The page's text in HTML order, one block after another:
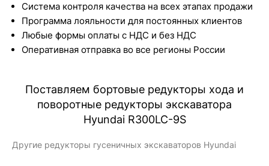
Система контроля качества на всех этапах продажи
Программа лояльности для постоянных клиентов
Любые формы оплаты с НДС и без НДС
Оперативная отправка во все регионы России
Поставляем бортовые редукторы хода и
поворотные редукторы экскаватора
Hyundai R300LC-9S
Другие редукторы гусеничных экскаваторов Hyundai